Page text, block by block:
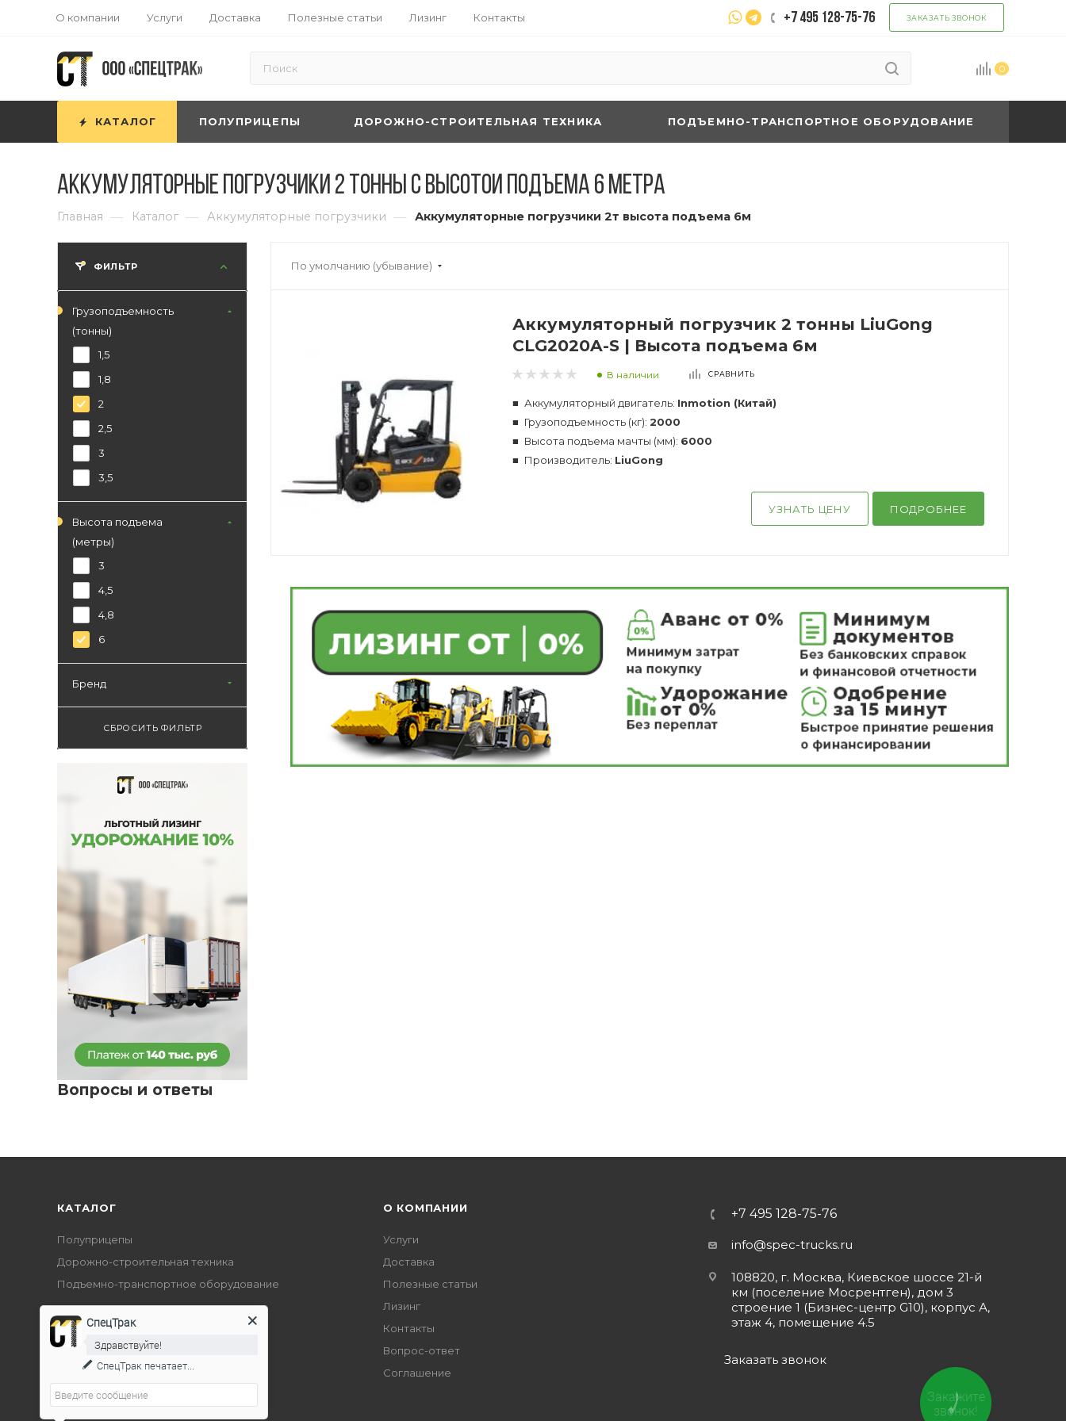
О компании Услуги Доставка Полезные статьи Лизинг Контакты +7 495 128-75-76 ЗАКАЗАТЬ ЗВОНОК
0
КАТАЛОГ ПОЛУПРИЦЕПЫ ДОРОЖНО-СТРОИТЕЛЬНАЯ ТЕХНИКА ПОДЪЕМНО-ТРАНСПОРТНОЕ ОБОРУДОВАНИЕ
Аккумуляторные погрузчики 2 тонны с высотой подъема 6 метра
Главная — Каталог — Аккумуляторные погрузчики — Аккумуляторные погрузчики 2т высота подъема 6м
По умолчанию (убывание)
Аккумуляторный погрузчик 2 тонны LiuGong
CLG2020A-S | Высота подъема 6м
В наличии СРАВНИТЬ
Аккумуляторный двигатель: Inmotion (Китай)
Грузоподъемность (кг): 2000
Высота подъема мачты (мм): 6000
Производитель: LiuGong
УЗНАТЬ ЦЕНУ ПОДРОБНЕЕ
ФИЛЬТР
Грузоподъемность
(тонны)
1,5
1,8
2
2,5
3
3,5
Высота подъема
(метры)
3
4,5
4,8
6
Бренд
СБРОСИТЬ ФИЛЬТР
Вопросы и ответы
КАТАЛОГ
Полуприцепы
Дорожно-строительная техника
Подъемно-транспортное оборудование
О КОМПАНИИ
Услуги
Доставка
Полезные статьи
Лизинг
Контакты
Вопрос-ответ
Соглашение
+7 495 128-75-76
info@spec-trucks.ru
108820, г. Москва, Киевское шоссе 21-й
км (поселение Мосрентген), дом 3
строение 1 (Бизнес-центр G10), корпус А,
этаж 4, помещение 4.5
Заказать звонок
Закажите
звонок!
СпецТрак
Здравствуйте!
СпецТрак печатает...